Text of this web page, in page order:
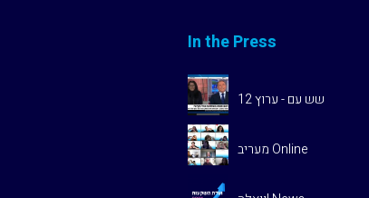
In the Press
שש עם - ערוץ 12
מעריב Online